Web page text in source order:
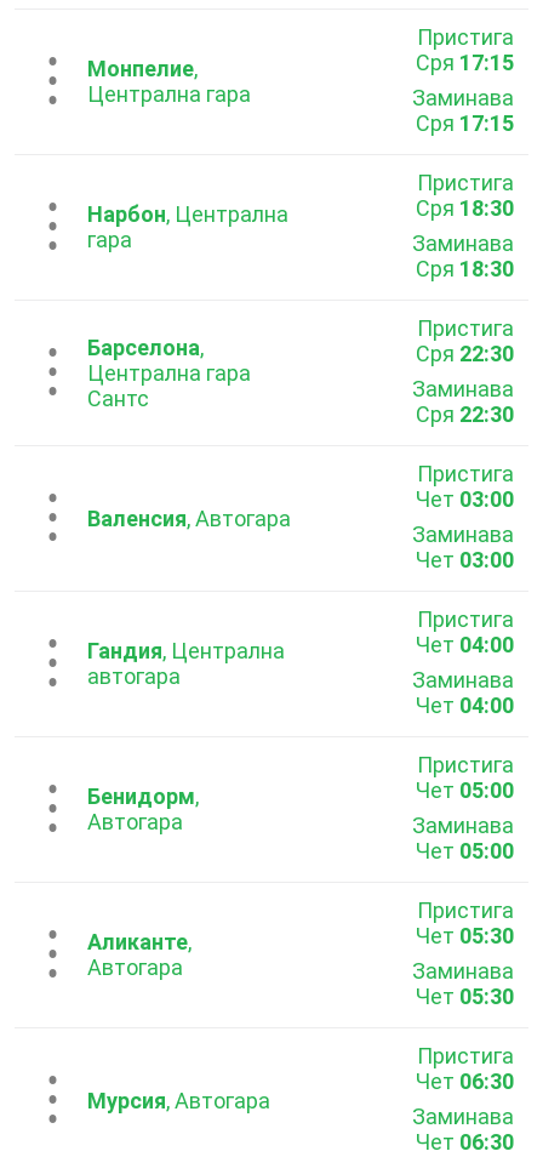
...Монпелие,
Централна гара
Пристига
Сря 17:15
Заминава
Сря 17:15
...Нарбон, Централна
гара
Пристига
Сря 18:30
Заминава
Сря 18:30
...Барселона,
Централна гара
Сантс
Пристига
Сря 22:30
Заминава
Сря 22:30
...Валенсия, Автогара
Пристига
Чет 03:00
Заминава
Чет 03:00
...Гандия, Централна
автогара
Пристига
Чет 04:00
Заминава
Чет 04:00
...Бенидорм,
Автогара
Пристига
Чет 05:00
Заминава
Чет 05:00
...Аликанте,
Автогара
Пристига
Чет 05:30
Заминава
Чет 05:30
...Мурсия, Автогара
Пристига
Чет 06:30
Заминава
Чет 06:30